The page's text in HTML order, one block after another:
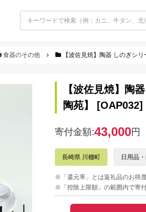
食器のその他 【波佐見焼】陶器 しのぎシ
【波佐見焼】陶
陶苑】 [OAP032]
寄付金額:43,000円
長崎県 川棚町 日用品
※「還元率」とは返礼品のお得
※「控除上限額」の範囲内で寄